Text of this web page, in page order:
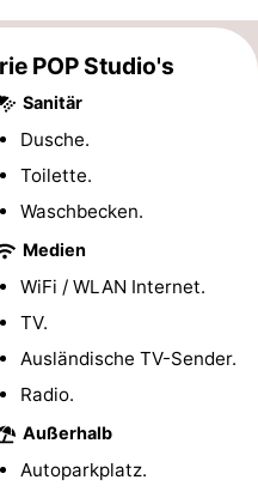
POP Studio's
Sanitär
Dusche.
Toilette.
Waschbecken.
Medien
WiFi / WLAN Internet.
TV.
Ausländische TV-Sender.
Radio.
Außerhalb
Autoparkplatz.